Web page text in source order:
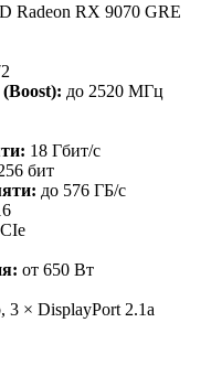
Radeon RX 9070 GRE
до 2520 МГц
18 Гбит/с
бит
до 576 ГБ/с
от 650 Вт
3 × DisplayPort 2.1a